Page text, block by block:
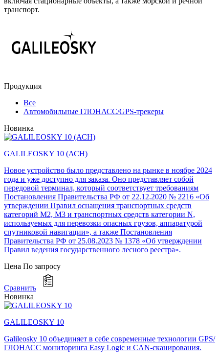
транспорт.
Продукция
Все
Автомобильные ГЛОНАСС/GPS-трекеры
Новинка
GALILEOSKY 10 (АСН)
Новое устройство было представлено на рынке в ноябре 2024
года и уже доступно для заказа. Оно представляет собой
передовой терминал, который соответствует требованиям
Постановления Правительства РФ от 22.12.2020 № 2216 «Об
утверждении Правил оснащения транспортных средств
категорий М2, М3 и транспортных средств категории N,
используемых для перевозки опасных грузов, аппаратурой
спутниковой навигации», а также Постановления
Правительства РФ от 25.08.2023 № 1378 «Об утверждении
Правил ведения государственного лесного реестра».
Цена По запросу
Сравнить
Новинка
GALILEOSKY 10
Galileosky 10 объединяет в себе современные технологии GPS/
ГЛОНАСС мониторинга Easy Logic и CAN-сканирования.